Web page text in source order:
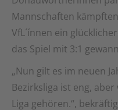
Mannschaften
VfL´ínnen ein
das Spiel mit 3:1
„Nun gilt es im neuen
Bezirksliga ist eng,
Liga gehören.“,